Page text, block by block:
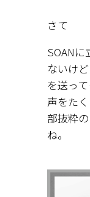
さて
SOAN
ないけ
を送っ
声をた
部抜粋
ね。